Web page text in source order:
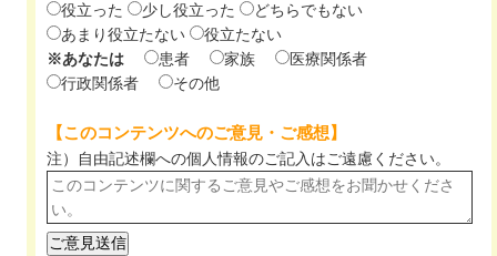
役立った
少し役立った
どちらでもない
あまり役立たない
役立たない
※あなたは
患者 家族
医療関係者
行政関係者
その他
【このコンテンツへのご意見・ご感想】
注）自由記述欄への個人情報のご記入はご遠慮ください。